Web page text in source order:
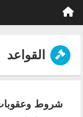
القواعد
شروط